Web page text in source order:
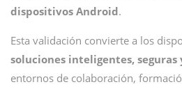
dispositivos Android.
Esta validación convierte a los
soluciones inteligentes, seguras
entornos de colaboración,